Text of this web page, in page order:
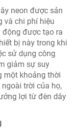
neon được sản
và chi phí hiệu
động được tạo ra
bị này trong khi
sử dụng công
giảm sự suy
một khoảng thời
trời của họ,
lợi từ đèn dây